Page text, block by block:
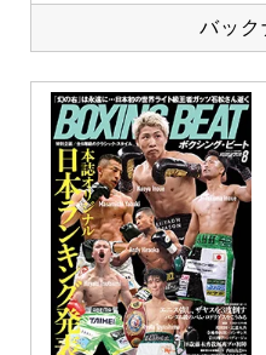
バック